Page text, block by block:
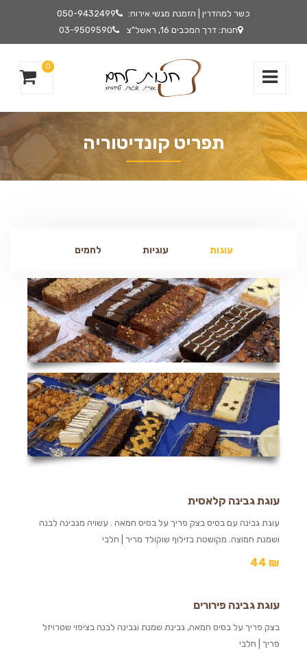
כשר למהדרין | הזמנת מגשי אירוח:
050-9432499
חנות: דרך המכבים 16, ראשל"צ
03-9509590
0
תפריט קונדיטוריה
עוגות עוגיות לחמים
עוגת גבינה קלאסית
עוגת גבינה עם בסיס בצק פריך על בסיס חמאה . עשויה מגבינה לבנה
ושמנת חמוצה. מקושטת בזילוף שוקולד מריר | חלבי
₪
44
עוגת גבינה פירורים
בצק פריך על בסיס חמאה, גבינת שמנת וגבינה לבנה בציפוי שטרויזל
פריך | חלבי